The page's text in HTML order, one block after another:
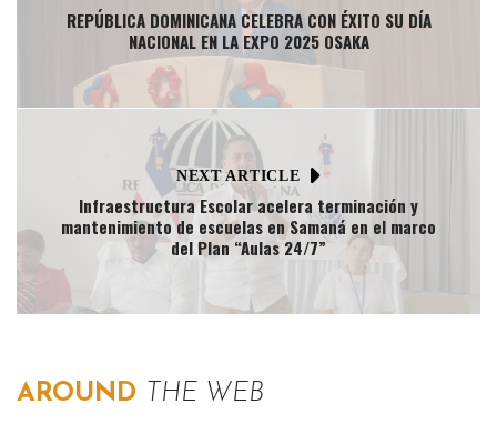
REPÚBLICA DOMINICANA CELEBRA CON ÉXITO SU DÍA
NACIONAL EN LA EXPO 2025 OSAKA
NEXT ARTICLE
Infraestructura Escolar acelera terminación y
mantenimiento de escuelas en Samaná en el marco
del Plan “Aulas 24/7”
AROUND THE WEB